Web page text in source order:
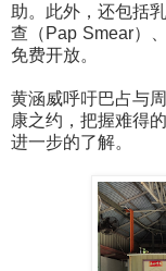
助。此外，还包括
查（Pap Smear）
免费开放。
黄涵威呼吁巴占与
康之约， 把握难得
进一步的了解。